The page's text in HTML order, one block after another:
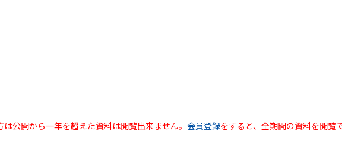
は公開から一年を超えた資料は閲覧出来ません。 会員登録をすると、全期間の資料を閲覧